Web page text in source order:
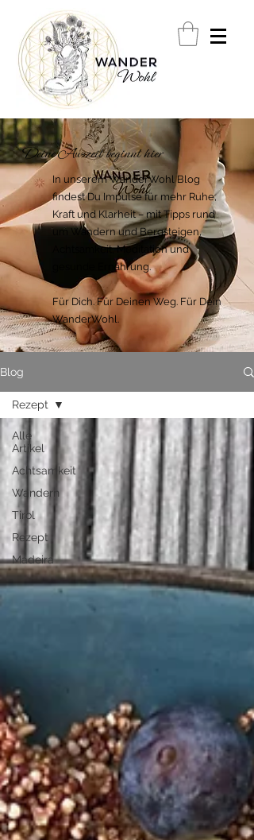
Deine Auszeit beginnt hier
In unserem WanderWohl Blog
findest Du Impulse für mehr Ruhe,
Kraft und Klarheit – mit Tipps rund
um Wandern und Bergsteigen,
Achtsamkeit, Meditation und
gesunde Ernährung.
Für Dich. Für Deinen Weg. Für Dein
WanderWohl.
Blog
Alle
Artikel
Achtsamkeit
Wandern
Tirol
Rezept
Madeira
Rezept